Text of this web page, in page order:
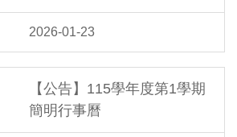
2026-01-23
【公告】115學年度第1學期
簡明行事曆